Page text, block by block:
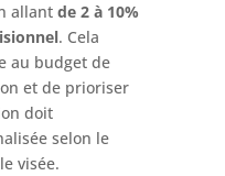
allant de 2 à 10%
. Cela
au budget de
et de prioriser
doit
selon le
visée.